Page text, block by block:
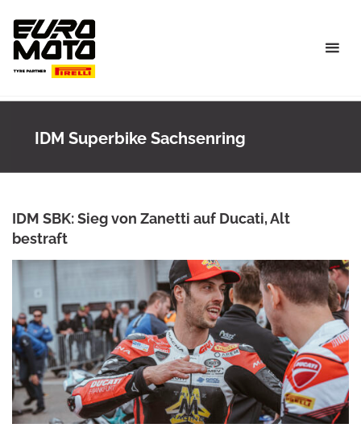
content
IDM Superbike Sachsenring
IDM SBK: Sieg von Zanetti auf Ducati, Alt
bestraft